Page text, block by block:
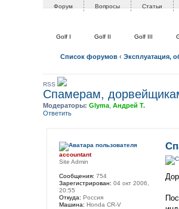
Форум Вопросы Статьи
Golf I Golf II Golf III
Список форумов ‹ Эксплуатация,
RSS
Спамерам,
Модераторы: Glyma Андрей Т.
Ответить
accountant
Site Admin
Сообщения: 754
Зарегистрирован: 04 окт 2006,
20:55
Откуда: Россия
Машина: Honda CR-V